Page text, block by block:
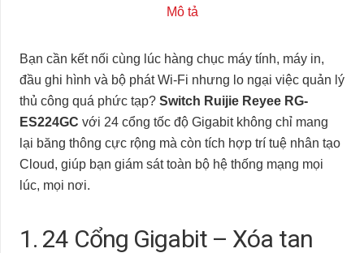
Mô tả
Bạn cần kết nối cùng lúc hàng chục máy tính, máy in,
đầu ghi hình và bộ phát Wi-Fi nhưng lo ngại việc quản lý
thủ công quá phức tạp? Switch Ruijie Reyee RG-
ES224GC với 24 cổng tốc độ Gigabit không chỉ mang
lại băng thông cực rộng mà còn tích hợp trí tuệ nhân tạo
Cloud, giúp bạn giám sát toàn bộ hệ thống mạng mọi
lúc, mọi nơi.
1. 24 Cổng Gigabit – Xóa tan